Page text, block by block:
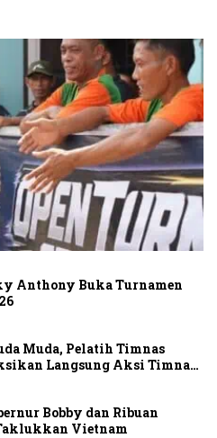
Anthony Buka Turnamen
Muda, Pelatih Timnas
Langsung Aksi Timnas
Bobby dan Ribuan
Vietnam